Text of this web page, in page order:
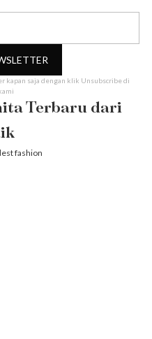
kapan saja dengan klik Unsubscribe di
Terbaru dari
fashion